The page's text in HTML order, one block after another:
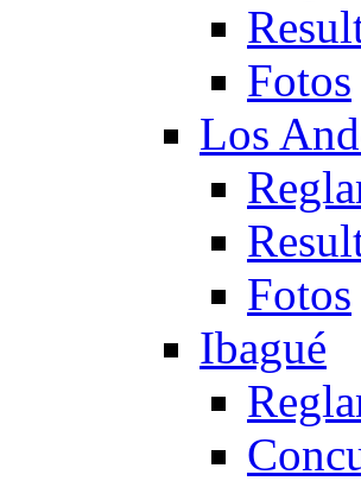
Fotos
Los
Fotos
Ibagué